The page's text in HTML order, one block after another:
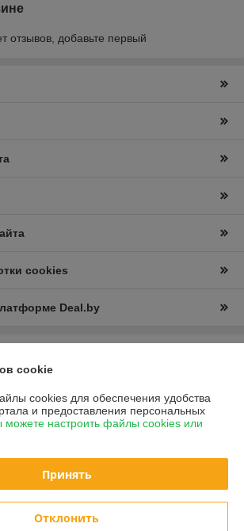
отзывов, добавьте первый
cookies
Deal.by
д. 23, пом. 2Н
ЕГР: 193697373
Минский горисполком
жалоб и предложений: 220088, г. Минск, ул.
cookie
cookies для обеспечения удобства
и предоставления персональных
можете настроить файлы cookies или
Принять
Отклонить